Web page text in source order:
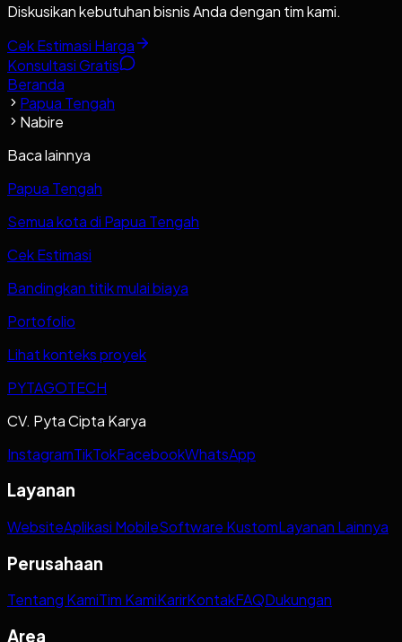
Diskusikan kebutuhan bisnis Anda dengan tim kami.
Cek Estimasi Harga
Konsultasi Gratis
Beranda
Papua Tengah
Nabire
Baca lainnya
Papua Tengah
Semua kota di Papua Tengah
Cek Estimasi
Bandingkan titik mulai biaya
Portofolio
Lihat konteks proyek
PYTAGOTECH
CV. Pyta Cipta Karya
InstagramTikTokFacebookWhatsApp
Layanan
WebsiteAplikasi MobileSoftware KustomLayanan Lainnya
Perusahaan
Tentang KamiTim KamiKarirKontakFAQDukungan
Area